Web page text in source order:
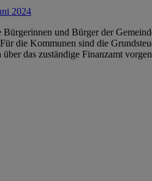
2024
und Bürger der
die Kommunen sind die
das zuständige Finanzamt